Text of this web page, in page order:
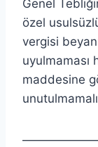
Genel
özel
vergisi
uyulmaması
maddesine